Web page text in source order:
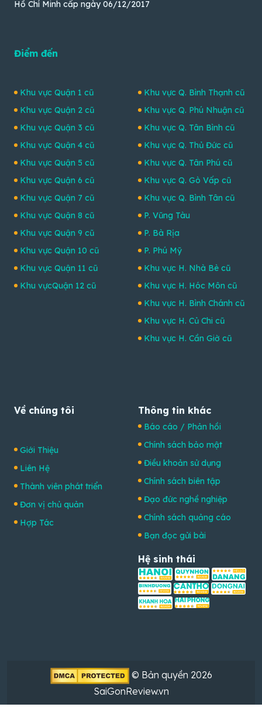
Hồ Chí Minh cấp ngày 06/12/2017
Điểm đến
Khu vực Quận 1 cũ
Khu vực Quận 2 cũ
Khu vực Quận 3 cũ
Khu vực Quận 4 cũ
Khu vực Quận 5 cũ
Khu vực Quận 6 cũ
Khu vực Quận 7 cũ
Khu vực Quận 8 cũ
Khu vực Quận 9 cũ
Khu vực Quận 10 cũ
Khu vực Quận 11 cũ
Khu vựcQuận 12 cũ
Khu vực Q. Bình Thạnh cũ
Khu vực Q. Phú Nhuận cũ
Khu vực Q. Tân Bình cũ
Khu vực Q. Thủ Đức cũ
Khu vực Q. Tân Phú cũ
Khu vực Q. Gò Vấp cũ
Khu vực Q. Bình Tân cũ
P. Vũng Tàu
P. Bà Rịa
P. Phú Mỹ
Khu vực H. Nhà Bè cũ
Khu vực H. Hóc Môn cũ
Khu vực H. Bình Chánh cũ
Khu vực H. Củ Chi cũ
Khu vực H. Cần Giờ cũ
Về chúng tôi
Giới Thiệu
Liên Hệ
Thành viên phát triển
Đơn vị chủ quản
Hợp Tác
Thông tin khác
Báo cáo / Phản hồi
Chính sách bảo mật
Điều khoản sử dụng
Chính sách biên tập
Đạo đức nghề nghiệp
Chính sách quảng cáo
Bạn đọc gửi bài
Hệ sinh thái
© Bản quyền 2026
SaiGonReview.vn